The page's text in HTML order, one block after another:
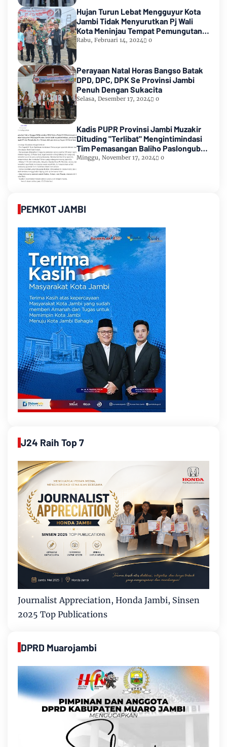
Hujan Turun Lebat Mengguyur Kota
Jambi Tidak Menyurutkan Pj Wali
Kota Meninjau Tempat Pemungutan
Suara Pemilu 2024
Rabu, Februari 14, 2024 0
Perayaan Natal Horas Bangso Batak
DPD, DPC, DPK Se Provinsi Jambi
Penuh Dengan Sukacita
Selasa, Desember 17, 2024 0
Kadis PUPR Provinsi Jambi Muzakir
Dituding "Terlibat" Mengintimindasi
Tim Pemasangan Baliho Paslongub
Romi-Sudirman
Minggu, November 17, 2024 0
PEMKOT JAMBI
J24 Raih Top 7
Journalist Appreciation, Honda Jambi, Sinsen
2025 Top Publications
DPRD Muarojambi